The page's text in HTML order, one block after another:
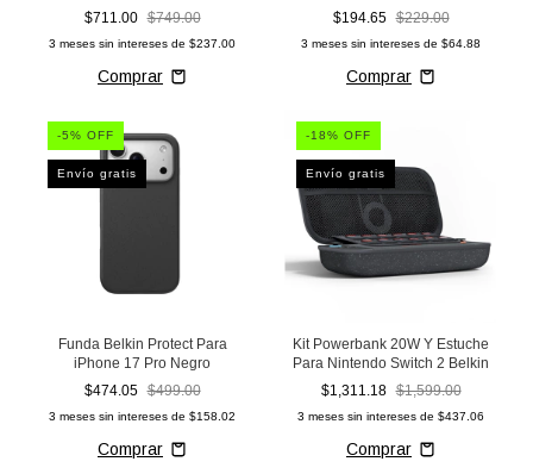
$711.00 $749.00
3 meses sin intereses de $237.00
$194.65 $229.00
3 meses sin intereses de $64.88
-5% OFF
Envío gratis
Funda Belkin Protect Para
iPhone 17 Pro Negro
$474.05 $499.00
3 meses sin intereses de $158.02
-18% OFF
Envío gratis
Kit Powerbank 20W Y Estuche
Para Nintendo Switch 2 Belkin
$1,311.18 $1,599.00
3 meses sin intereses de $437.06